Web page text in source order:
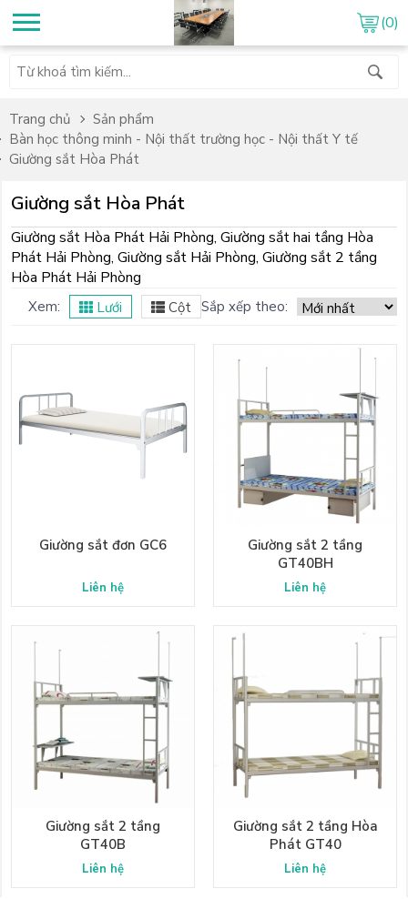
(0)
Trang chủ
Sản phẩm
Bàn học thông minh - Nội thất trường học - Nội thất Y tế
Giường sắt Hòa Phát
Giường sắt Hòa Phát
Giường sắt Hòa Phát Hải Phòng, Giường sắt hai tầng Hòa
Phát Hải Phòng, Giường sắt Hải Phòng, Giường sắt 2 tầng
Hòa Phát Hải Phòng
Sắp xếp theo:
Xem: Lưới Cột
Giường sắt đơn GC6
Liên hệ
Giường sắt 2 tầng
GT40BH
Liên hệ
Giường sắt 2 tầng
GT40B
Liên hệ
Giường sắt 2 tầng Hòa
Phát GT40
Liên hệ